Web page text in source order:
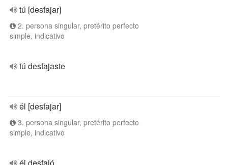
tú [desfajar]
2. persona singular, pretérito perfecto
simple, indicativo
tú desfajaste
él [desfajar]
3. persona singular, pretérito perfecto
simple, indicativo